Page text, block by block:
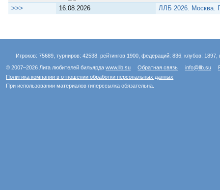
>>> 16.08.2026 ЛЛБ 2026. Москва.
Игроков: 75689, турниров: 42538, рейтингов 1900, федераций: 836, клубов:
© 2007–2026 Лига любителей бильярдаwww.llb.su Обратная связь info@llb.su
Политика компании в отношении обработки персональных данных
При использовании материалов гиперссылка обязательна.